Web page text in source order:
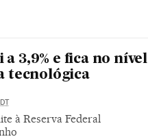
a 3,9% e fica no nível
tecnológica
à Reserva Federal